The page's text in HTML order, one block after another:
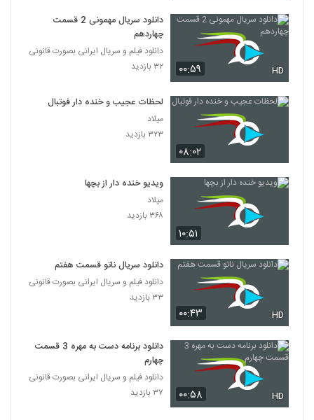
۰۰:۵۹ HD
دانلود سریال مهمونی 2 قسمت
چهاردهم
دانلود فیلم و سریال ایرانی بصورت قانونی
۳۲ بازدید
۰۸:۰۲
لحظات عجیب و خنده دار فوتبال
میلاد
۳۲۳ بازدید
۱۰:۵۱
ویدیو خنده دار از بچها
میلاد
۳۶۸ بازدید
۰۰:۴۳ HD
دانلود سریال ناتو قسمت هفتم
دانلود فیلم و سریال ایرانی بصورت قانونی
۳۳ بازدید
۰۰:۵۸ HD
دانلود برنامه دست به مهره 3 قسمت
چهارم
دانلود فیلم و سریال ایرانی بصورت قانونی
۳۷ بازدید